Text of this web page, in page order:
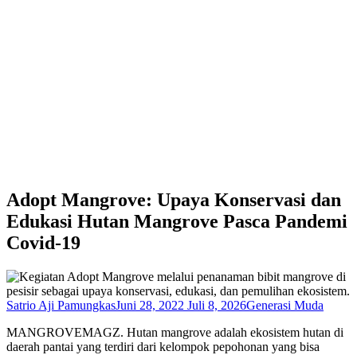
Adopt Mangrove: Upaya Konservasi dan
Edukasi Hutan Mangrove Pasca Pandemi
Covid-19
Satrio Aji PamungkasJuni 28, 2022 Juli 8, 2026Generasi Muda
MANGROVEMAGZ. Hutan mangrove adalah ekosistem hutan di
daerah pantai yang terdiri dari kelompok pepohonan yang bisa